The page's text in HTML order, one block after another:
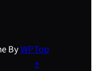
ByWPTop
↑